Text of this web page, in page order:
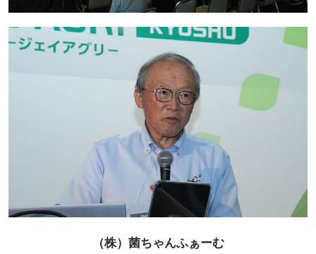
（株）菌ちゃんふぁーむ